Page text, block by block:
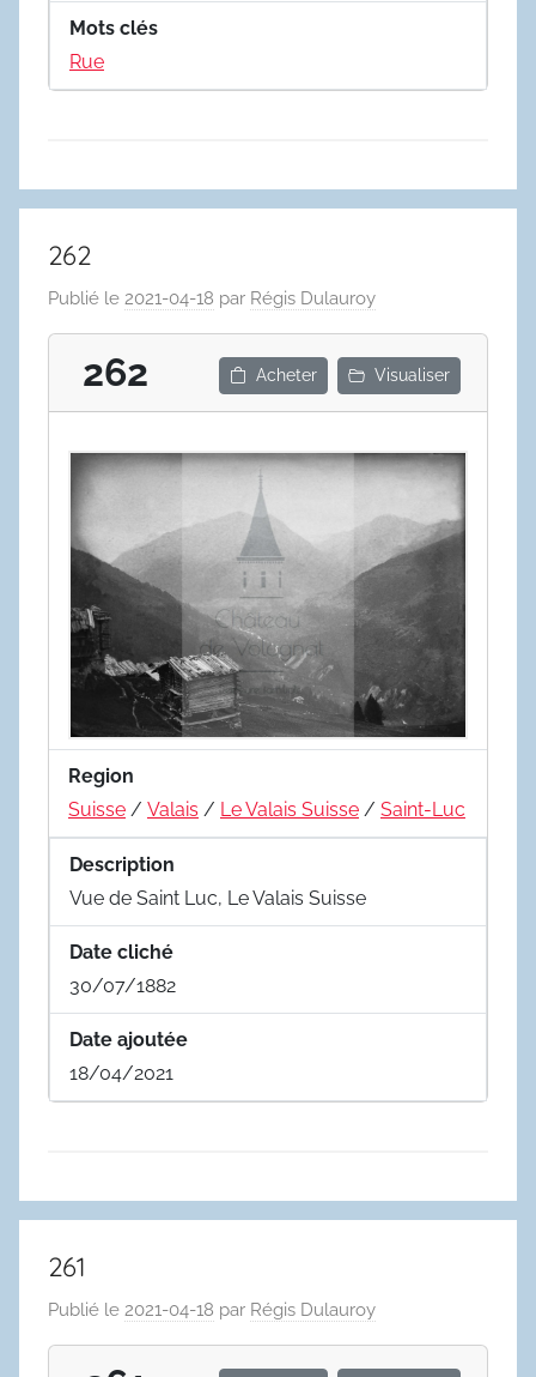
Mots clés
Rue
262
Publié le 2021-04-18 par Régis Dulauroy
262 Acheter Visualiser
Region
Suisse / Valais / Le Valais Suisse / Saint-Luc
Description
Vue de Saint Luc, Le Valais Suisse
Date cliché
30/07/1882
Date ajoutée
18/04/2021
261
Publié le 2021-04-18 par Régis Dulauroy